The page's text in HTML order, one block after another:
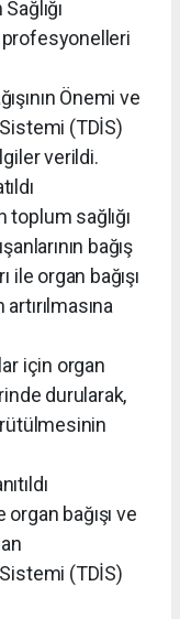
profesyonelleri
Önemi ve
(TDİS)
verildi.
toplum sağlığı
bağış
organ bağışı
için organ
durularak,
bağışı ve
(TDİS)